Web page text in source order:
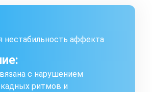
нестабильность аффекта
с нарушением
ритмов и